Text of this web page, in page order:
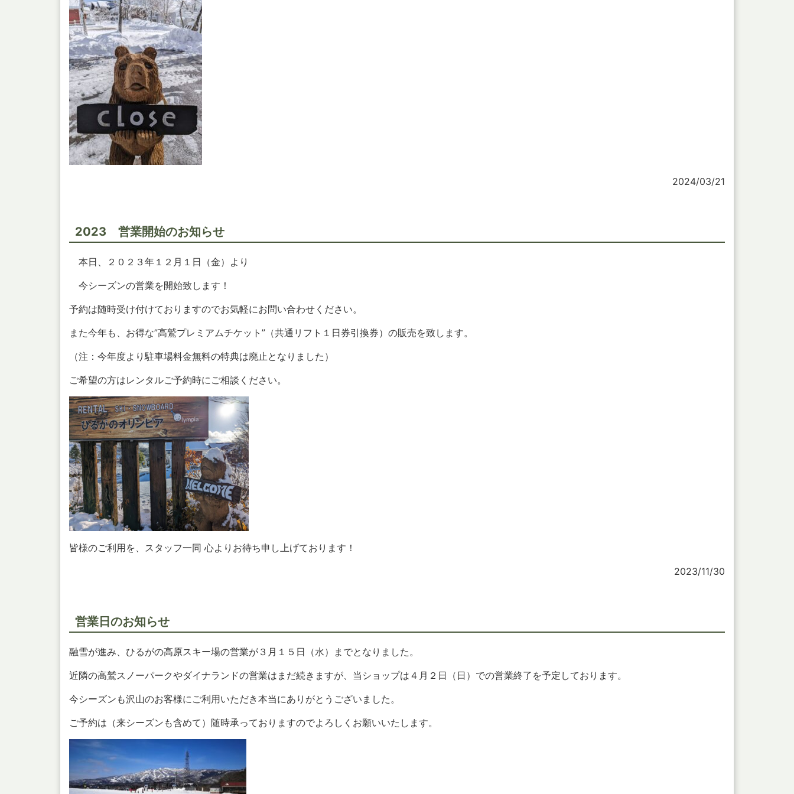
2024/03/21
2023 営業開始のお知らせ
本日、２０２３年１２月１日（金）より
今シーズンの営業を開始致します！
予約は随時受け付けておりますのでお気軽にお問い合わせください。
また今年も、お得な”高鷲プレミアムチケット”（共通リフト１日券引換券）の販売を致します。
（注：今年度より駐車場料金無料の特典は廃止となりました）
ご希望の方はレンタルご予約時にご相談ください。
皆様のご利用を、スタッフ一同 心よりお待ち申し上げております！
2023/11/30
営業日のお知らせ
融雪が進み、ひるがの高原スキー場の営業が３月１５日（水）までとなりました。
近隣の高鷲スノーパークやダイナランドの営業はまだ続きますが、当ショップは４月２日（日）での営業終了を予定しております。
今シーズンも沢山のお客様にご利用いただき本当にありがとうございました。
ご予約は（来シーズンも含めて）随時承っておりますのでよろしくお願いいたします。